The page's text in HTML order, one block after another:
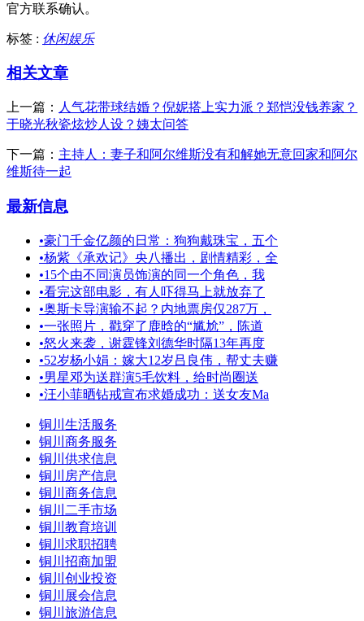
官方联系确认。
标签 : 休闲娱乐
相关文章
上一篇： 人气花带球结婚？倪妮搭上实力派？郑恺没钱养家？
于晓光秋瓷炫炒人设？姨太问答
下一篇： 主持人：妻子和阿尔维斯没有和解她无意回家和阿尔
维斯待一起
最新信息
•豪门千金亿颜的日常：狗狗戴珠宝，五个
•杨紫《承欢记》央八播出，剧情精彩，全
•15个由不同演员饰演的同一个角色，我
•看完这部电影，有人吓得马上就放弃了
•奥斯卡导演输不起？内地票房仅287万，
•一张照片，戳穿了鹿晗的“尴尬”，陈道
•怒火来袭，谢霆锋刘德华时隔13年再度
•52岁杨小娟：嫁大12岁吕良伟，帮丈夫赚
•男星邓为送群演5毛饮料，给时尚圈送
•汪小菲晒钻戒宣布求婚成功：送女友Ma
铜川生活服务
铜川商务服务
铜川供求信息
铜川房产信息
铜川商务信息
铜川二手市场
铜川教育培训
铜川求职招聘
铜川招商加盟
铜川创业投资
铜川展会信息
铜川旅游信息